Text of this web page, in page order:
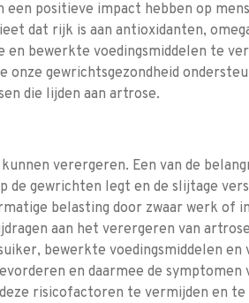
positieve impact hebben op
dat rijk is aan antioxidanten,
bewerkte voedingsmiddelen te
onze gewrichtsgezondheid
die lijden aan artrose.
verergeren. Een van de
de gewrichten legt en de slijtage
belasting door zwaar werk of
aan het verergeren van
bewerkte voedingsmiddelen en
en daarmee de symptomen
risicofactoren te vermijden en te